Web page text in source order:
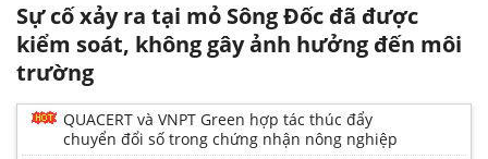
Sự cố xảy ra tại mỏ Sông Đốc đã được
kiểm soát, không gây ảnh hưởng đến môi
trường
QUACERT và VNPT Green hợp tác thúc đẩy
chuyển đổi số trong chứng nhận nông nghiệp